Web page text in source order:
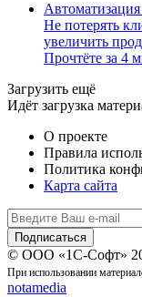
Автоматизация
Не потерять
увеличить
Прочтёте за 4
Загрузить ещё
Идёт загрузка
О проекте
Правила
Политика
Карта сайта
© ООО «1С-Софт»
При использовании
notamedia